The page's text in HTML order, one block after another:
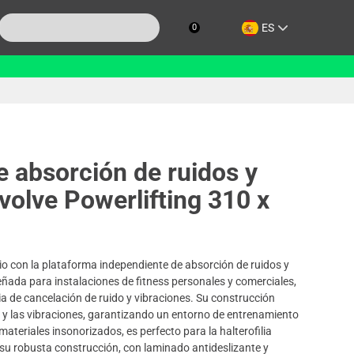
0 ES
absorción de ruidos y
Powerlifting 310 x
con la plataforma independiente de absorción de ruidos y
para instalaciones de fitness personales y comerciales,
de cancelación de ruido y vibraciones. Su construcción
las vibraciones, garantizando un entorno de entrenamiento
insonorizados, es perfecto para la halterofilia
robusta construcción, con laminado antideslizante y